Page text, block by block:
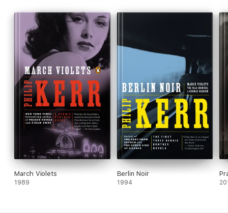
March Violets
1989
Berlin Noir
1994